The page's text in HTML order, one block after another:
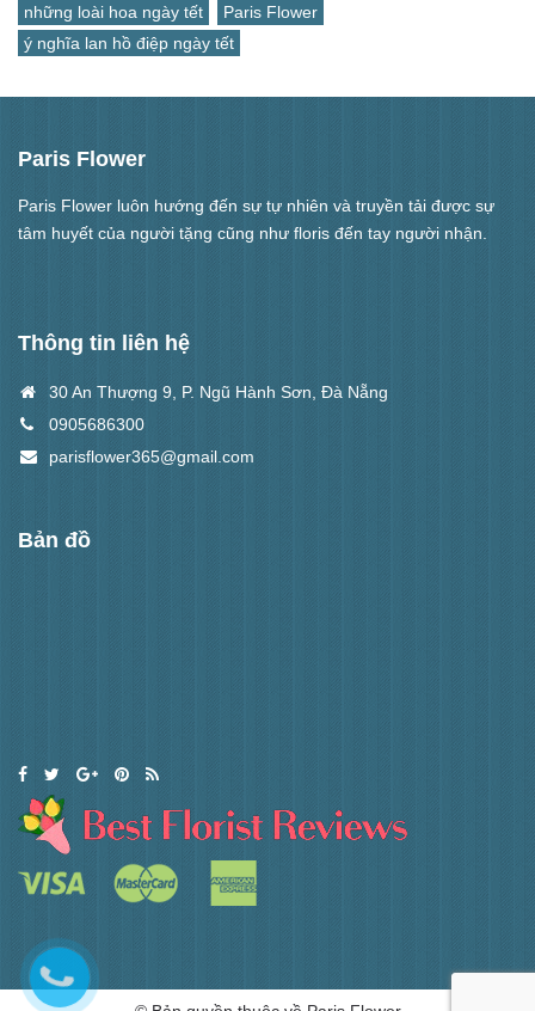
những loài hoa ngày tết
Paris Flower
ý nghĩa lan hồ điệp ngày tết
Paris Flower
Paris Flower luôn hướng đến sự tự nhiên và truyền tải được sự
tâm huyết của người tặng cũng như floris đến tay người nhận.
Thông tin liên hệ
30 An Thượng 9, P. Ngũ Hành Sơn, Đà Nẵng
0905686300
parisflower365@gmail.com
Bản đồ